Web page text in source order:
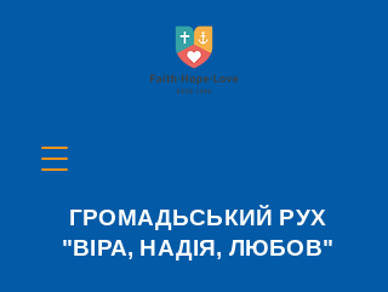
ГРОМАДЬСЬКИЙ РУХ
"ВІРА, НАДІЯ, ЛЮБОВ"